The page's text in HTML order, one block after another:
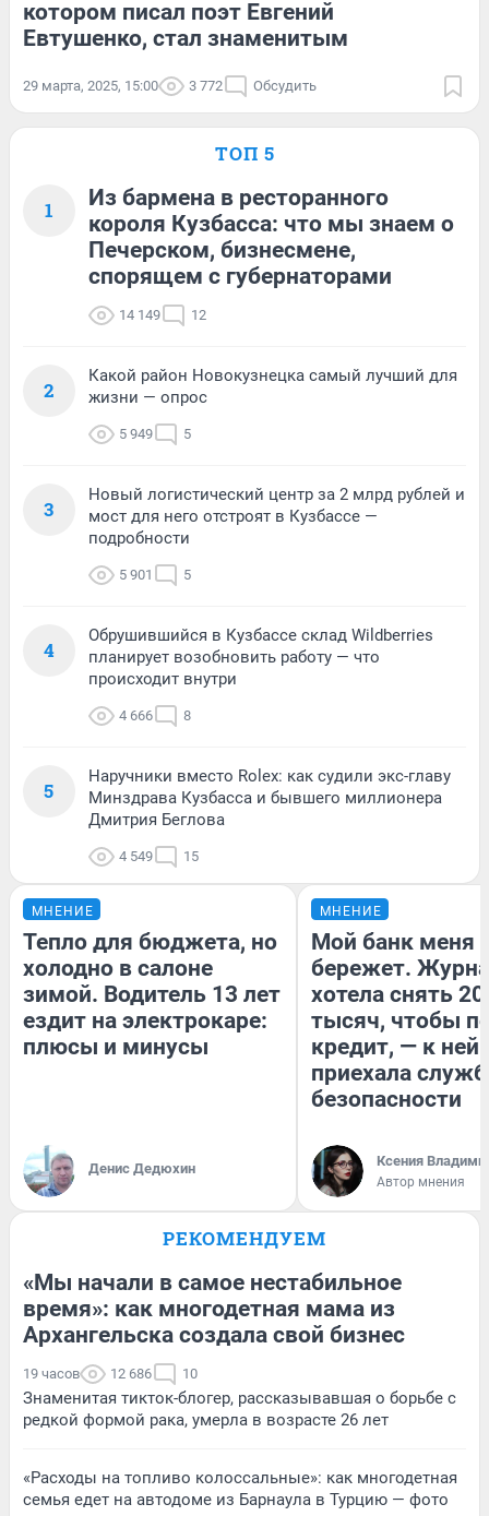
котором писал поэт Евгений
Евтушенко, стал знаменитым
29 марта, 2025, 15:00 3 772 Обсудить
ТОП 5
1
Из бармена в ресторанного
короля Кузбасса: что мы знаем о
Печерском, бизнесмене,
спорящем с губернаторами
14 149 12
2
Какой район Новокузнецка самый лучший для
жизни — опрос
5 949 5
3
Новый логистический центр за 2 млрд рублей и
мост для него отстроят в Кузбассе —
подробности
5 901 5
4
Обрушившийся в Кузбассе склад Wildberries
планирует возобновить работу — что
происходит внутри
4 666 8
5
Наручники вместо Rolex: как судили экс-главу
Минздрава Кузбасса и бывшего миллионера
Дмитрия Беглова
4 549 15
МНЕНИЕ
Тепло для бюджета, но
холодно в салоне
зимой. Водитель 13 лет
ездит на электрокаре:
плюсы и минусы
Денис Дедюхин
МНЕНИЕ
Мой банк меня
бережет.
хотела снять
тысяч, чтобы
кредит, — к
приехала
безопасности
Ксения
Автор мнения
РЕКОМЕНДУЕМ
«Мы начали в самое нестабильное
время»: как многодетная мама из
Архангельска создала свой бизнес
19 часов 12 686 10
Знаменитая тикток-блогер, рассказывавшая о борьбе с
редкой формой рака, умерла в возрасте 26 лет
«Расходы на топливо колоссальные»: как многодетная
семья едет на автодоме из Барнаула в Турцию — фото